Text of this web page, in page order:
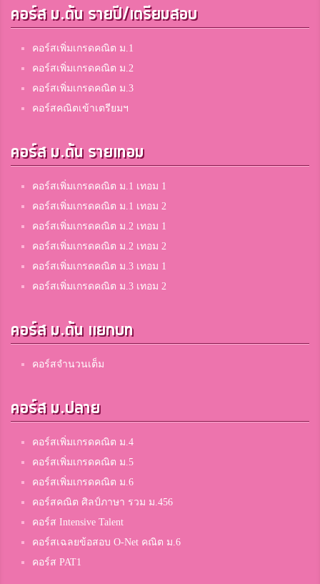
คอร์ส ม.ต้น รายปี/เตรียมสอบ
คอร์สเพิ่มเกรดคณิต ม.1
คอร์สเพิ่มเกรดคณิต ม.2
คอร์สเพิ่มเกรดคณิต ม.3
คอร์สคณิตเข้าเตรียมฯ
คอร์ส ม.ต้น รายเทอม
คอร์สเพิ่มเกรดคณิต ม.1 เทอม 1
คอร์สเพิ่มเกรดคณิต ม.1 เทอม 2
คอร์สเพิ่มเกรดคณิต ม.2 เทอม 1
คอร์สเพิ่มเกรดคณิต ม.2 เทอม 2
คอร์สเพิ่มเกรดคณิต ม.3 เทอม 1
คอร์สเพิ่มเกรดคณิต ม.3 เทอม 2
คอร์ส ม.ต้น แยกบท
คอร์สจำนวนเต็ม
คอร์ส ม.ปลาย
คอร์สเพิ่มเกรดคณิต ม.4
คอร์สเพิ่มเกรดคณิต ม.5
คอร์สเพิ่มเกรดคณิต ม.6
คอร์สคณิต ศิลป์ภาษา รวม ม.456
คอร์ส Intensive Talent
คอร์สเฉลยข้อสอบ O-Net คณิต ม.6
คอร์ส PAT1